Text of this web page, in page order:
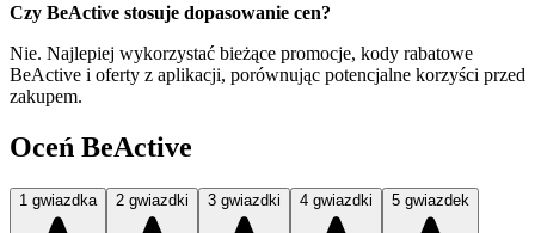
Czy BeActive stosuje dopasowanie cen?
Nie. Najlepiej wykorzystać bieżące promocje, kody rabatowe
BeActive i oferty z aplikacji, porównując potencjalne korzyści przed
zakupem.
Oceń BeActive
1 gwiazdka 2 gwiazdki 3 gwiazdki 4 gwiazdki 5 gwiazdek